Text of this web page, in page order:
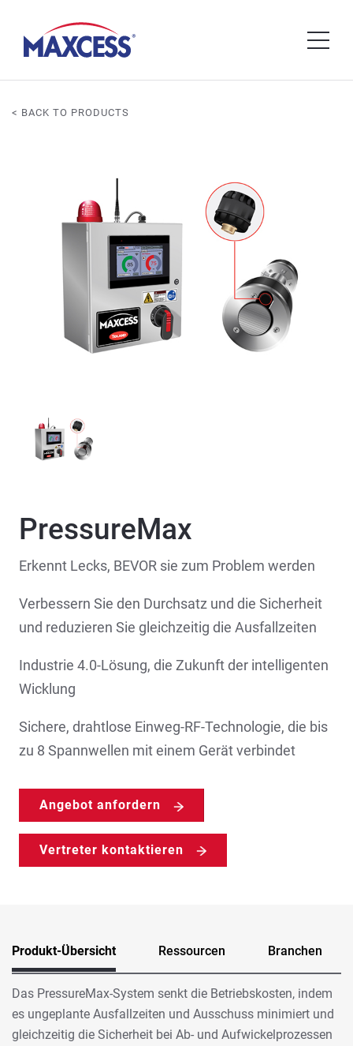
< BACK TO PRODUCTS
PressureMax
Erkennt Lecks, BEVOR sie zum Problem werden
Verbessern Sie den Durchsatz und die Sicherheit
und reduzieren Sie gleichzeitig die Ausfallzeiten
Industrie 4.0-Lösung, die Zukunft der intelligenten
Wicklung
Sichere, drahtlose Einweg-RF-Technologie, die bis
zu 8 Spannwellen mit einem Gerät verbindet
Angebot anfordern
Vertreter kontaktieren
Produkt-Übersicht Ressourcen Branchen
Das PressureMax-System senkt die Betriebskosten, indem
es ungeplante Ausfallzeiten und Ausschuss minimiert und
gleichzeitig die Sicherheit bei Ab- und Aufwickelprozessen